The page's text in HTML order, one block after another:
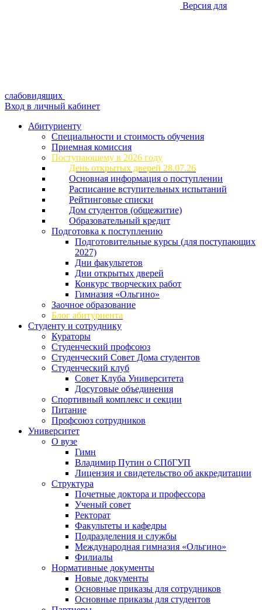
Версия для
слабовидящих
Вход в личный кабинет
Абитуриенту
Специальности и стоимость обучения
Приемная комиссия
Поступающему в 2026 году
День открытых дверей 28.07.26
Основная информация о поступлении
Расписание вступительных испытаний
Рейтинговые списки
Дом студентов (общежитие)
Образовательный кредит
Подготовка к поступлению
Подготовительные курсы (для поступающих
2027)
Дни факультетов
Дни открытых дверей
Конкурс творческих работ
Гимназия «Ольгино»
Заочное образование
Блог абитуриента
Студенту и сотруднику
Кураторы
Студенческий профсоюз
Студенческий Совет Дома студентов
Студенческий клуб
Совет Клуба Университета
Досуговые объединения
Спортивный комплекс и секции
Питание
Профсоюз сотрудников
Университет
О вузе
Гимн
Владимир Путин о СПбГУП
Лицензия и свидетельство об аккредитации
Структура
Почетные доктора и профессора
Ученый совет
Ректорат
Факультеты и кафедры
Подразделения и службы
Международная гимназия «Ольгино»
Филиалы
Нормативные документы
Новые документы
Основные приказы для сотрудников
Основные приказы для студентов